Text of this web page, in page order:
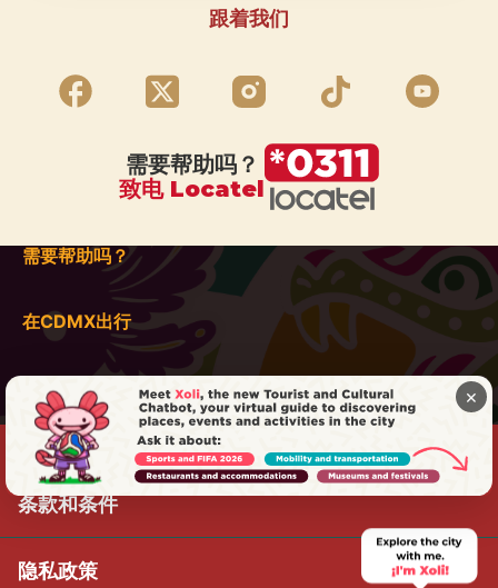
跟着我们
需要帮助吗？
致电 Locatel
需要帮助吗？
在CDMX出行
条款和条件
隐私政策
×